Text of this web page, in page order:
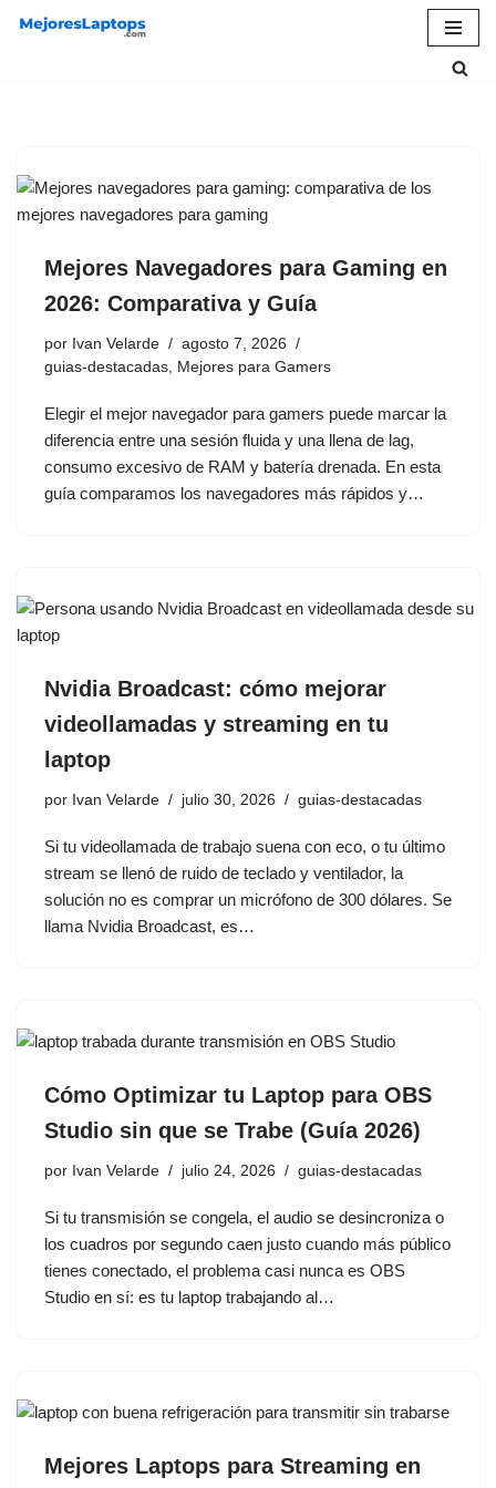
Mejores Navegadores para Gaming en
2026: Comparativa y Guía
por Ivan Velarde
agosto 7, 2026
guias-destacadas, Mejores para Gamers
Elegir el mejor navegador para gamers puede marcar la
diferencia entre una sesión fluida y una llena de lag,
consumo excesivo de RAM y batería drenada. En esta
guía comparamos los navegadores más rápidos y…
Nvidia Broadcast: cómo mejorar
videollamadas y streaming en tu
laptop
por Ivan Velarde julio 30, 2026 guias-destacadas
Si tu videollamada de trabajo suena con eco, o tu último
stream se llenó de ruido de teclado y ventilador, la
solución no es comprar un micrófono de 300 dólares. Se
llama Nvidia Broadcast, es…
Cómo Optimizar tu Laptop para OBS
Studio sin que se Trabe (Guía 2026)
por Ivan Velarde julio 24, 2026 guias-destacadas
Si tu transmisión se congela, el audio se desincroniza o
los cuadros por segundo caen justo cuando más público
tienes conectado, el problema casi nunca es OBS
Studio en sí: es tu laptop trabajando al…
Mejores Laptops para Streaming en